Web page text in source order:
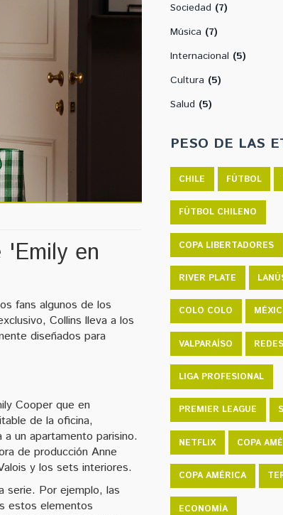
en
fans algunos de los
Collins lleva a los
diseñados para
Cooper que en
de la oficina,
un apartamento parisino.
de producción Anne
y los sets interiores.
serie. Por ejemplo, las
estos elementos
Sociedad (7)
Música (7)
Internacional (5)
Cultura (5)
Salud (5)
PESO DE LAS
CHILE FÚTBOL
FÚTBOL CHILENO
COPA LIBERTADORES
RIVER PLATE
COLO COLO
VALPARAÍSO
LIGA PROFESIONAL
PREMIER LEAGUE
NETFLIX COPA
COPA AMÉRICA
ECONOMÍA